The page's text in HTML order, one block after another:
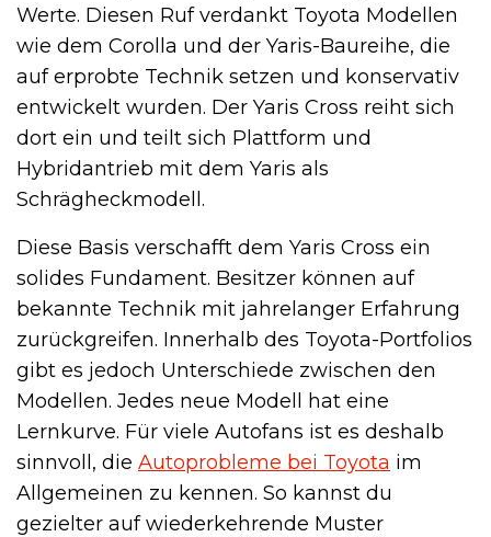
Werte. Diesen Ruf verdankt Toyota Modellen
wie dem Corolla und der Yaris-Baureihe, die
auf erprobte Technik setzen und konservativ
entwickelt wurden. Der Yaris Cross reiht sich
dort ein und teilt sich Plattform und
Hybridantrieb mit dem Yaris als
Schrägheckmodell.
Diese Basis verschafft dem Yaris Cross ein
solides Fundament. Besitzer können auf
bekannte Technik mit jahrelanger Erfahrung
zurückgreifen. Innerhalb des Toyota-Portfolios
gibt es jedoch Unterschiede zwischen den
Modellen. Jedes neue Modell hat eine
Lernkurve. Für viele Autofans ist es deshalb
sinnvoll, die Autoprobleme bei Toyota im
Allgemeinen zu kennen. So kannst du
gezielter auf wiederkehrende Muster